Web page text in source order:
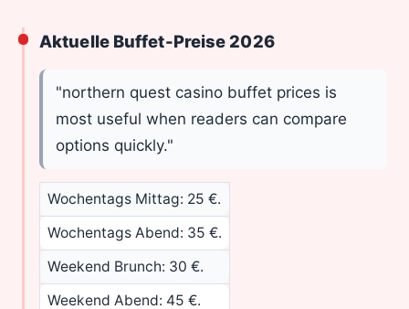
Aktuelle Buffet-Preise 2026
"northern quest casino buffet prices is
most useful when readers can compare
options quickly."
Wochentags Mittag: 25 €.
Wochentags Abend: 35 €.
Weekend Brunch: 30 €.
Weekend Abend: 45 €.